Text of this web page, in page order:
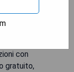
Luxury
con
gratuito,